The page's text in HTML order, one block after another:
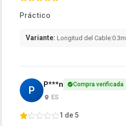
Práctico
Variante: Longitud del Cable:0.3m
P P***n Compra verificada
ES
1 de 5